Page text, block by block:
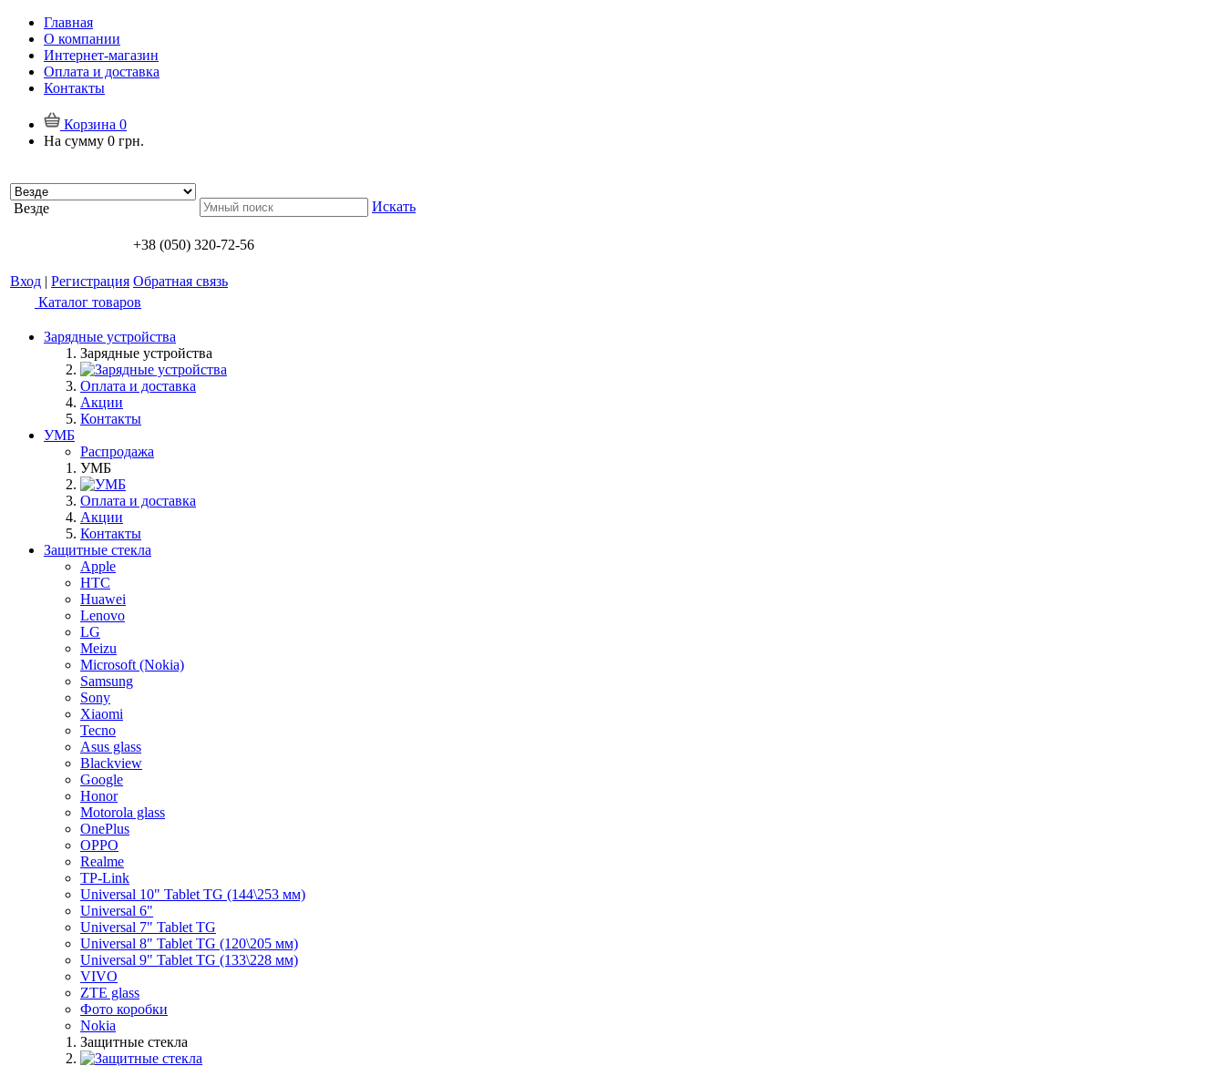
Главная
О компании
Интернет-магазин
Оплата и доставка
Контакты
Корзина 0
На сумму 0 грн.
Везде Искать
+38 (050) 320-72-56
Вход | Регистрация Обратная связь
Каталог товаров
Зарядные устройства
Зарядные устройства
Оплата и доставка
Акции
Контакты
УМБ
Распродажа
УМБ
Оплата и доставка
Акции
Контакты
Защитные стекла
Apple
HTC
Huawei
Lenovo
LG
Meizu
Microsoft (Nokia)
Samsung
Sony
Xiaomi
Tecno
Asus glass
Blackview
Google
Honor
Motorola glass
OnePlus
OPPO
Realme
TP-Link
Universal 10" Tablet TG (144\253 мм)
Universal 6"
Universal 7" Tablet TG
Universal 8" Tablet TG (120\205 мм)
Universal 9" Tablet TG (133\228 мм)
VIVO
ZTE glass
Фото коробки
Nokia
Защитные стекла